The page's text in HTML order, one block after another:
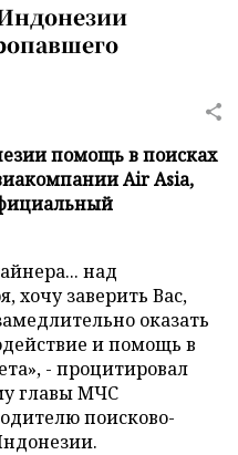
помощь в поисках
Air Asia,
над
хочу заверить Вас,
оказать
и помощь в
- процитировал
главы МЧС
поисково-